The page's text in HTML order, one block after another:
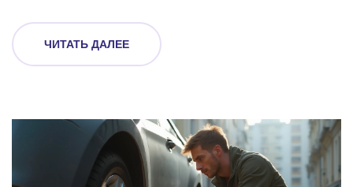
эксплуатировалась и как за ней ухаживали. Разберёмся,
что реально влияет на долговечность кузова и как
ЧИТАТЬ ДАЛЕЕ